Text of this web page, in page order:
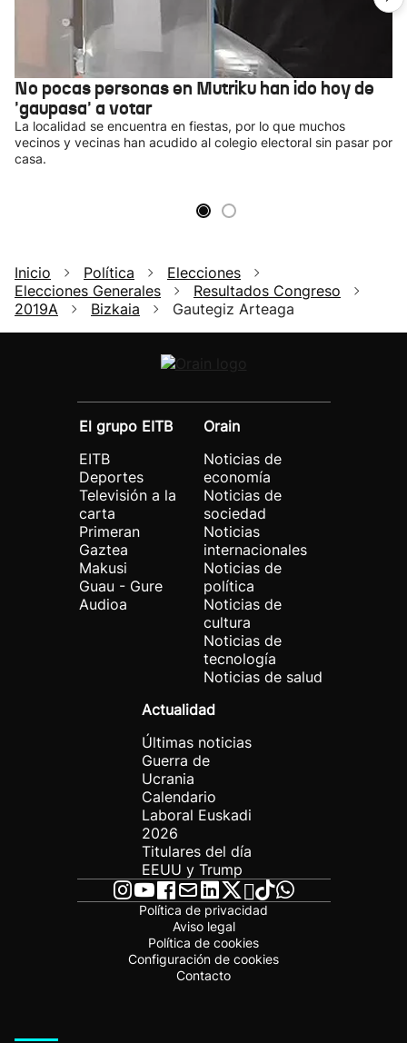
No pocas personas en Mutriku han ido hoy de
'gaupasa' a votar
La localidad se encuentra en fiestas, por lo que muchos
vecinos y vecinas han acudido al colegio electoral sin pasar por
casa.
Inicio Política
Elecciones
Elecciones Generales
Resultados Congreso
2019A
Bizkaia Gautegiz Arteaga
El grupo EITB
EITB
Deportes
Televisión a la
carta
Primeran
Gaztea
Makusi
Guau - Gure
Audioa
Orain
Noticias de
economía
Noticias de
sociedad
Noticias
internacionales
Noticias de
política
Noticias de
cultura
Noticias de
tecnología
Noticias de salud
Actualidad
Últimas noticias
Guerra de
Ucrania
Calendario
Laboral Euskadi
2026
Titulares del día
EEUU y Trump
Política de privacidad
Aviso legal
Política de cookies
Configuración de cookies
Contacto